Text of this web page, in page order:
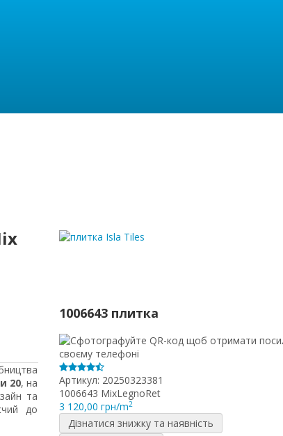
20, на
та
до
1006643 плитка
Артикул: 20250323381
1006643 MixLegnoRet
3 120,00 грн/m2
Дізнатися знижку та наявність